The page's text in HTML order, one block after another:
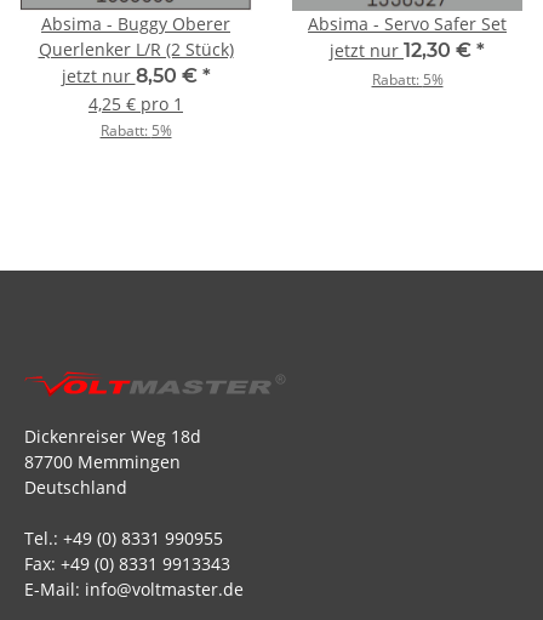
Absima - Buggy Oberer
Querlenker L/R (2 Stück)
jetzt nur 8,50 € *
4,25 € pro 1
Rabatt: 5%
Absima - Servo Safer Set
jetzt nur 12,30 € *
Rabatt: 5%
Dickenreiser Weg 18d
87700 Memmingen
Deutschland
Tel.: +49 (0) 8331 990955
Fax: +49 (0) 8331 9913343
E-Mail: info@voltmaster.de